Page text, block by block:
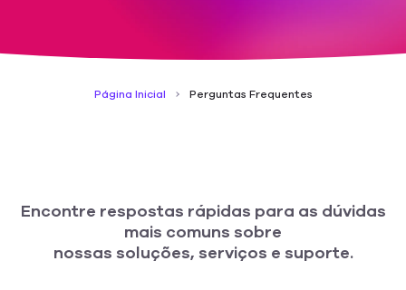
Página Inicial Perguntas Frequentes
Encontre respostas rápidas para as dúvidas
mais comuns sobre
nossas soluções, serviços e suporte.